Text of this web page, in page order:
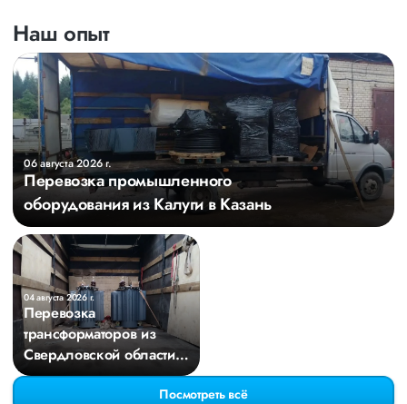
Наш опыт
06 августа 2026 г.
Перевозка промышленного
оборудования из Калуги в Казань
04 августа 2026 г.
Перевозка
трансформаторов из
Свердловской области в
Киров
Посмотреть всё